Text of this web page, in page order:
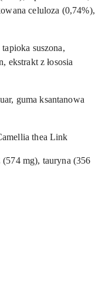
celuloza (0,74%),
tapioka suszona,
ekstrakt z łososia
guma ksantanowa
thea Link
mg), tauryna (356